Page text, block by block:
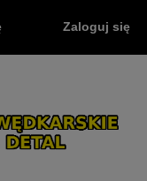
Zaloguj się